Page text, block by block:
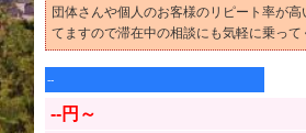
団体さんや個人のお客様のリピート率が
てますので滞在中の相談にも気軽に乗っ
--
--円～